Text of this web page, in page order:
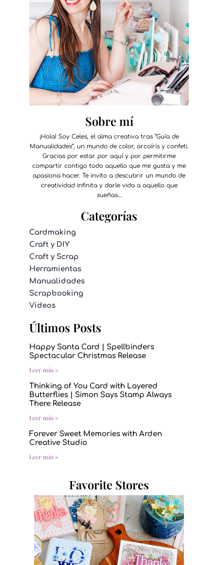
Sobre mí
¡Hola! Soy Celes, el alma creativa tras “Guía de
Manualidades”, un mundo de color, arcoíris y confeti.
Gracias por estar por aquí y por permitirme
compartir contigo todo aquello que me gusta y me
apasiona hacer. Te invito a descubrir un mundo de
creatividad infinita y darle vida a aquello que
sueñas…
Categorías
Cardmaking
Craft y DIY
Craft y Scrap
Herramientas
Manualidades
Scrapbooking
Videos
Últimos Posts
Happy Santa Card | Spellbinders
Spectacular Christmas Release
Leer más »
Thinking of You Card with Layered
Butterflies | Simon Says Stamp Always
There Release
Leer más »
Forever Sweet Memories with Arden
Creative Studio
Leer más »
Favorite Stores